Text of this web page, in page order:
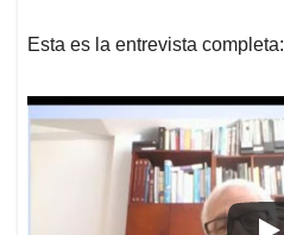
Esta es la entrevista completa: